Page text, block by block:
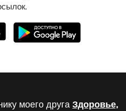
моего друга Здоровье,